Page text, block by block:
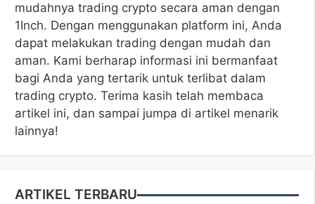
mudahnya trading crypto secara aman dengan
1Inch. Dengan menggunakan platform ini, Anda
dapat melakukan trading dengan mudah dan
aman. Kami berharap informasi ini bermanfaat
bagi Anda yang tertarik untuk terlibat dalam
trading crypto. Terima kasih telah membaca
artikel ini, dan sampai jumpa di artikel menarik
lainnya!
ARTIKEL TERBARU